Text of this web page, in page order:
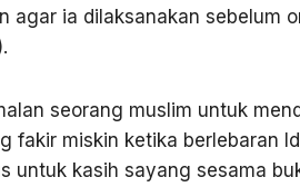
agar ia dilaksanakan sebelum
seorang muslim untuk
fakir miskin ketika berlebaran
untuk kasih sayang sesama